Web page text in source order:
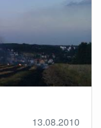
13.08.2010